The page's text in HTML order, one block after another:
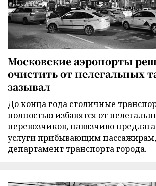
Московские аэропорты
очистить от нелегальных
зазывал
До конца года столичные
полностью избавятся от
перевозчиков, навязчиво
услуги прибывающим
департамент транспорта города.